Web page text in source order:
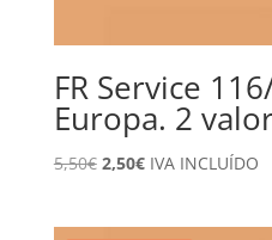
FR Service
Europa. 2
5,50€ El
2,50€ElIVA INCLUÍDO